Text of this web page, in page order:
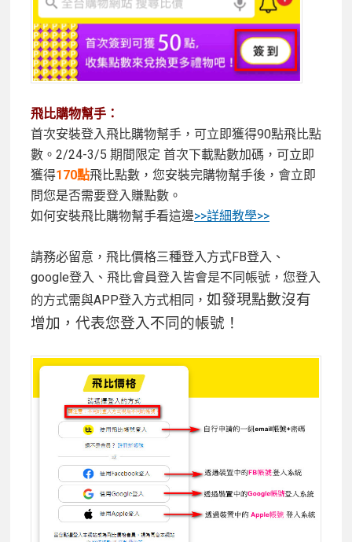
飛比購物幫手：
首次安裝登入飛比購物幫手，可立即獲得90點飛比點
數。2/24-3/5 期間限定 首次下載點數加碼，可立即
獲得170點飛比點數，您安裝完購物幫手後，會立即
問您是否需要登入賺點數。
如何安裝飛比購物幫手看這邊>>詳細教學>>
請務必留意，飛比價格三種登入方式FB登入、
google登入、飛比會員登入皆會是不同帳號，您登入
的方式需與APP登入方式相同， 如發現點數沒有
增加，代表您登入不同的帳號！